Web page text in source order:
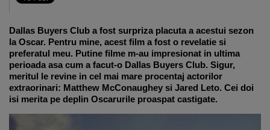
Dallas Buyers Club a fost surpriza placuta a acestui sezon
la Oscar. Pentru mine, acest film a fost o revelatie si
preferatul meu. Putine filme m-au impresionat in ultima
perioada asa cum a facut-o Dallas Buyers Club. Sigur,
meritul le revine in cel mai mare procentaj actorilor
extraorinari: Matthew McConaughey si Jared Leto. Cei doi
isi merita pe deplin Oscarurile proaspat castigate.